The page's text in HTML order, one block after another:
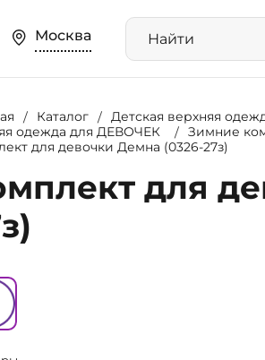
Москва
Каталог Детская верхняя
одежда для ДЕВОЧЕК
Зимние
для девочки Демна (0326-27з)
для